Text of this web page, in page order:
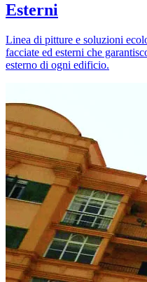
Esterni
Linea di pitture e soluzioni
facciate ed esterni che
esterno di ogni edificio.